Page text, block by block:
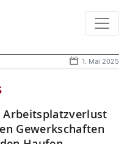
1. Mai 2025
Arbeitsplatzverlust
Gewerkschaften